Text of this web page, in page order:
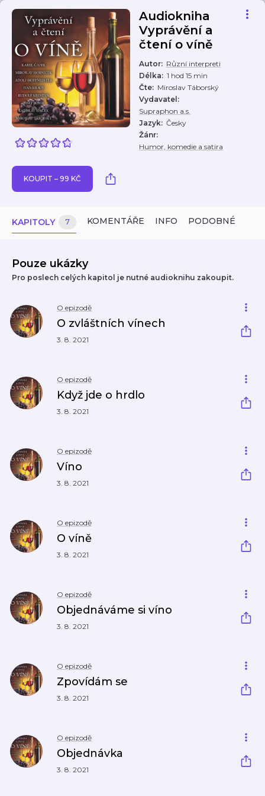
Audiokniha
Vyprávění a
čtení o víně
Autor: Různí interpreti
Délka: 1 hod 15 min
Čte: Miroslav Táborský
Vydavatel :
Supraphon a.s.
Jazyk: Česky
Žánr:
Humor, komedie a satira
KOUPIT – 99 KČ
KAPITOLY 7 KOMENTÁŘE INFO PODOBNÉ
Pouze ukázky
Pro poslech celých kapitol je nutné audioknihu zakoupit.
O epizodě
O zvláštních vínech
3. 8. 2021
O epizodě
Když jde o hrdlo
3. 8. 2021
O epizodě
Víno
3. 8. 2021
O epizodě
O víně
3. 8. 2021
O epizodě
Objednáváme si víno
3. 8. 2021
O epizodě
Zpovídám se
3. 8. 2021
O epizodě
Objednávka
3. 8. 2021